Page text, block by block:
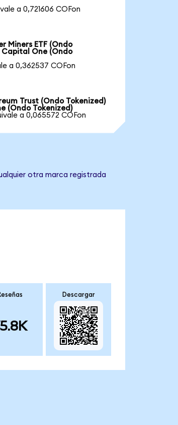
a 0,721606 COFon
Miners ETF (Ondo
Capital One (Ondo
a 0,362537 COFon
Trust (Ondo Tokenized)
(Ondo Tokenized)
a 0,065572 COFon
otra marca registrada
Descargar